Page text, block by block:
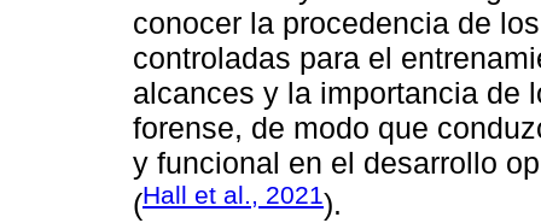
conocer la procedencia de
controladas para el
alcances y la importancia de
forense, de modo que
y funcional en el desarrollo
(Hall et al., 2021).